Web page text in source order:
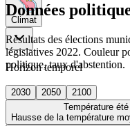
Climat
Horizon temporel
2030 2050
2100
Température été
Hausse de la température
Données
Résultats des élections
législatives 2022. Couleur
politique, taux d'abstention.